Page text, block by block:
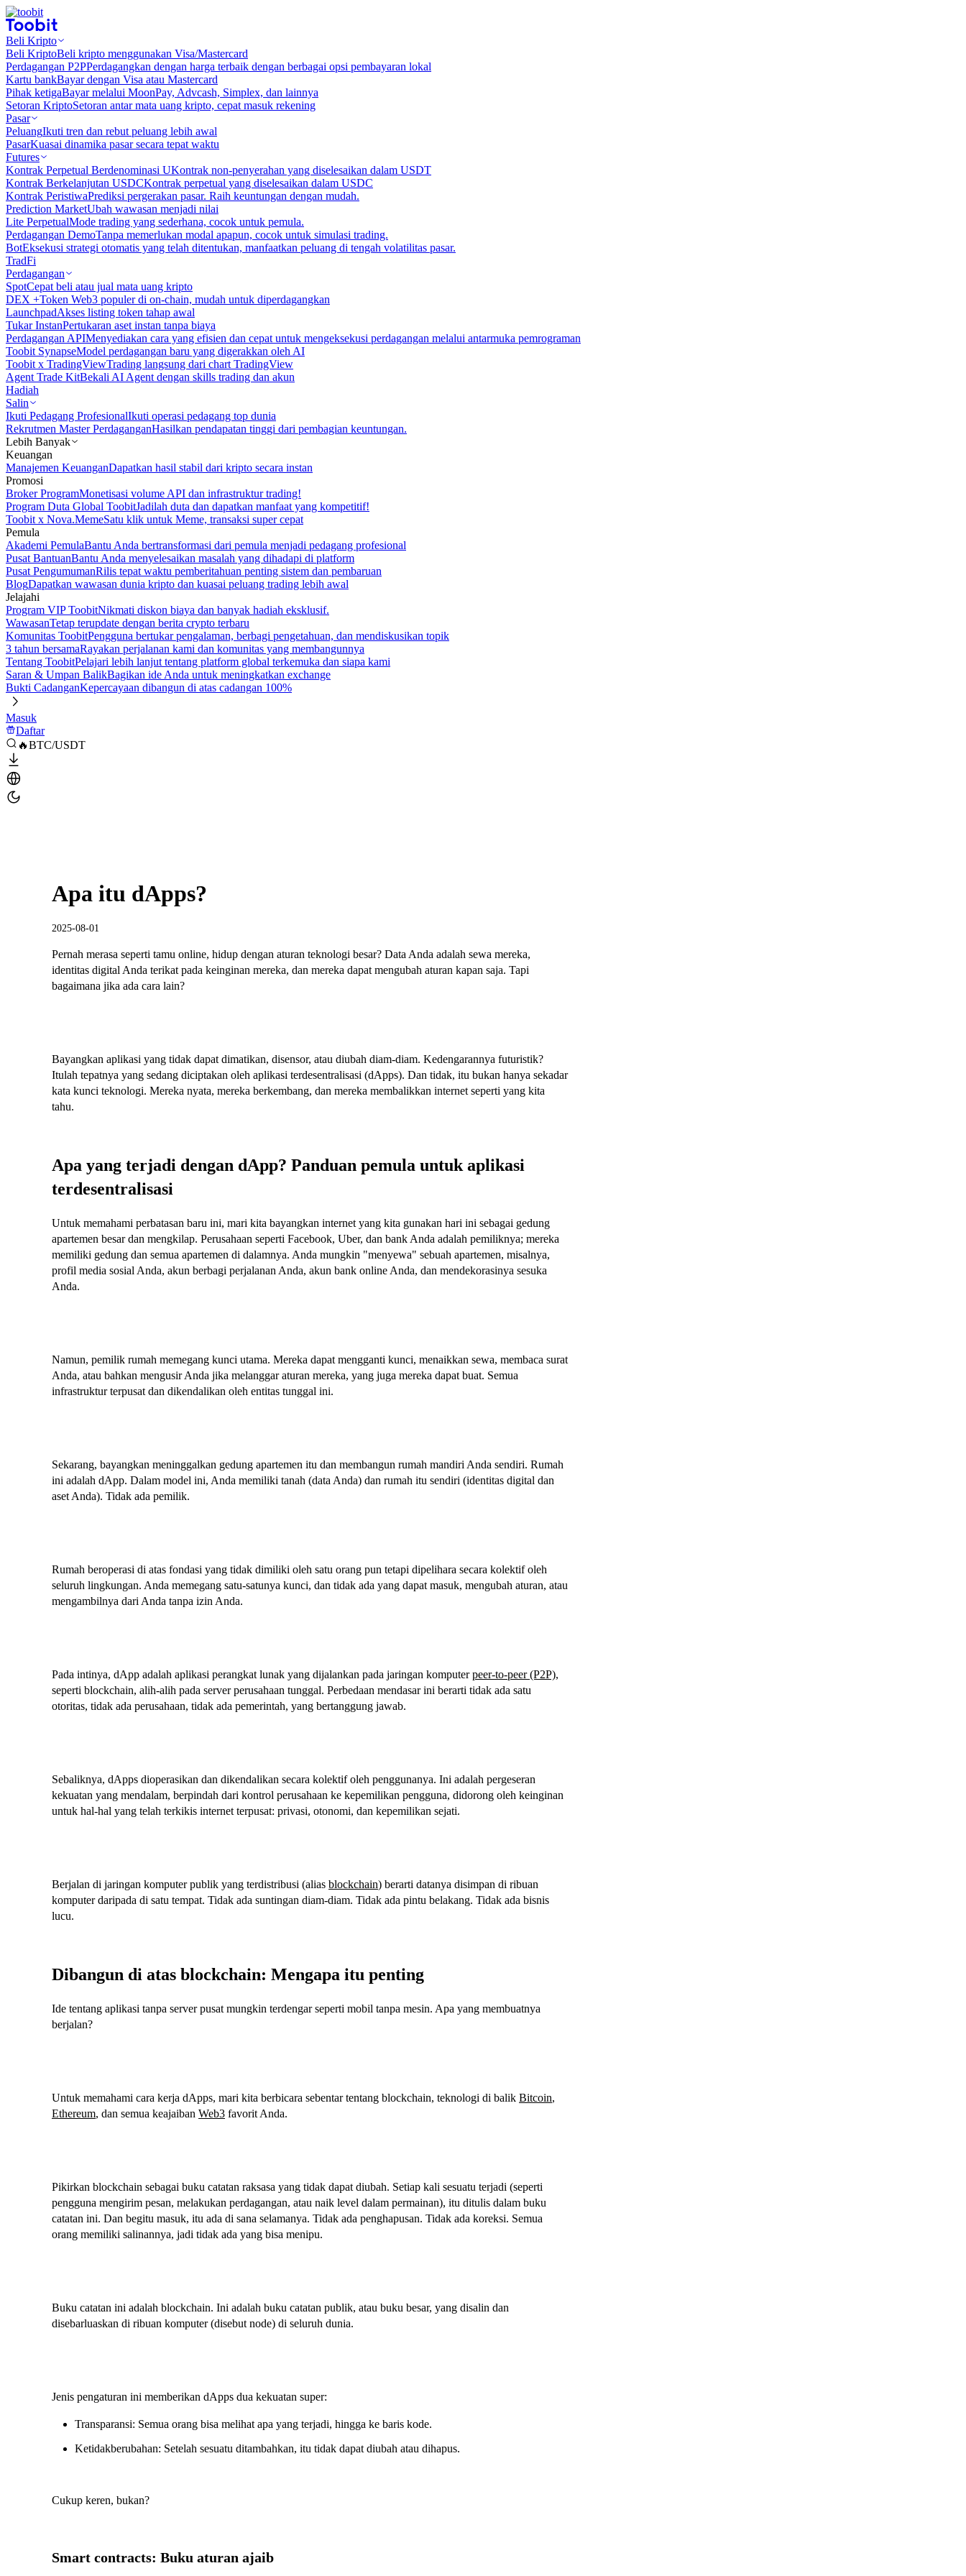
Beli Kripto
Beli KriptoBeli kripto menggunakan Visa/Mastercard
Perdagangan P2PPerdagangkan dengan harga terbaik dengan berbagai opsi pembayaran lokal
Kartu bankBayar dengan Visa atau Mastercard
Pihak ketigaBayar melalui MoonPay, Advcash, Simplex, dan lainnya
Setoran KriptoSetoran antar mata uang kripto, cepat masuk rekening
Pasar
PeluangIkuti tren dan rebut peluang lebih awal
PasarKuasai dinamika pasar secara tepat waktu
Futures
Kontrak Perpetual Berdenominasi UKontrak non-penyerahan yang diselesaikan dalam USDT
Kontrak Berkelanjutan USDCKontrak perpetual yang diselesaikan dalam USDC
Kontrak PeristiwaPrediksi pergerakan pasar. Raih keuntungan dengan mudah.
Prediction MarketUbah wawasan menjadi nilai
Lite PerpetualMode trading yang sederhana, cocok untuk pemula.
Perdagangan DemoTanpa memerlukan modal apapun, cocok untuk simulasi trading.
BotEksekusi strategi otomatis yang telah ditentukan, manfaatkan peluang di tengah volatilitas pasar.
TradFi
Perdagangan
SpotCepat beli atau jual mata uang kripto
DEX +Token Web3 populer di on-chain, mudah untuk diperdagangkan
LaunchpadAkses listing token tahap awal
Tukar InstanPertukaran aset instan tanpa biaya
Perdagangan APIMenyediakan cara yang efisien dan cepat untuk mengeksekusi perdagangan melalui antarmuka pemrograman
Toobit SynapseModel perdagangan baru yang digerakkan oleh AI
Toobit x TradingViewTrading langsung dari chart TradingView
Agent Trade KitBekali AI Agent dengan skills trading dan akun
Hadiah
Salin
Ikuti Pedagang ProfesionalIkuti operasi pedagang top dunia
Rekrutmen Master PerdaganganHasilkan pendapatan tinggi dari pembagian keuntungan.
Lebih Banyak
Keuangan
Manajemen KeuanganDapatkan hasil stabil dari kripto secara instan
Promosi
Broker ProgramMonetisasi volume API dan infrastruktur trading!
Program Duta Global ToobitJadilah duta dan dapatkan manfaat yang kompetitif!
Toobit x Nova.MemeSatu klik untuk Meme, transaksi super cepat
Pemula
Akademi PemulaBantu Anda bertransformasi dari pemula menjadi pedagang profesional
Pusat BantuanBantu Anda menyelesaikan masalah yang dihadapi di platform
Pusat PengumumanRilis tepat waktu pemberitahuan penting sistem dan pembaruan
BlogDapatkan wawasan dunia kripto dan kuasai peluang trading lebih awal
Jelajahi
Program VIP ToobitNikmati diskon biaya dan banyak hadiah eksklusif.
WawasanTetap terupdate dengan berita crypto terbaru
Komunitas ToobitPengguna bertukar pengalaman, berbagi pengetahuan, dan mendiskusikan topik
3 tahun bersamaRayakan perjalanan kami dan komunitas yang membangunnya
Tentang ToobitPelajari lebih lanjut tentang platform global terkemuka dan siapa kami
Saran & Umpan BalikBagikan ide Anda untuk meningkatkan exchange
Bukti CadanganKepercayaan dibangun di atas cadangan 100%
Masuk
Daftar
🔥BTC/USDT
Apa itu dApps?
2025-08-01
Pernah merasa seperti tamu online, hidup dengan aturan teknologi besar? Data Anda adalah sewa mereka,
identitas digital Anda terikat pada keinginan mereka, dan mereka dapat mengubah aturan kapan saja. Tapi
bagaimana jika ada cara lain?
Bayangkan aplikasi yang tidak dapat dimatikan, disensor, atau diubah diam-diam. Kedengarannya futuristik?
Itulah tepatnya yang sedang diciptakan oleh aplikasi terdesentralisasi (dApps). Dan tidak, itu bukan hanya sekadar
kata kunci teknologi. Mereka nyata, mereka berkembang, dan mereka membalikkan internet seperti yang kita
tahu.
Apa yang terjadi dengan dApp? Panduan pemula untuk aplikasi
terdesentralisasi
Untuk memahami perbatasan baru ini, mari kita bayangkan internet yang kita gunakan hari ini sebagai gedung
apartemen besar dan mengkilap. Perusahaan seperti Facebook, Uber, dan bank Anda adalah pemiliknya; mereka
memiliki gedung dan semua apartemen di dalamnya. Anda mungkin "menyewa" sebuah apartemen, misalnya,
profil media sosial Anda, akun berbagi perjalanan Anda, akun bank online Anda, dan mendekorasinya sesuka
Anda.
Namun, pemilik rumah memegang kunci utama. Mereka dapat mengganti kunci, menaikkan sewa, membaca surat
Anda, atau bahkan mengusir Anda jika melanggar aturan mereka, yang juga mereka dapat buat. Semua
infrastruktur terpusat dan dikendalikan oleh entitas tunggal ini.
Sekarang, bayangkan meninggalkan gedung apartemen itu dan membangun rumah mandiri Anda sendiri. Rumah
ini adalah dApp. Dalam model ini, Anda memiliki tanah (data Anda) dan rumah itu sendiri (identitas digital dan
aset Anda). Tidak ada pemilik.
Rumah beroperasi di atas fondasi yang tidak dimiliki oleh satu orang pun tetapi dipelihara secara kolektif oleh
seluruh lingkungan. Anda memegang satu-satunya kunci, dan tidak ada yang dapat masuk, mengubah aturan, atau
mengambilnya dari Anda tanpa izin Anda.
Pada intinya, dApp adalah aplikasi perangkat lunak yang dijalankan pada jaringan komputerpeer-to-peer (P2P),
seperti blockchain, alih-alih pada server perusahaan tunggal. Perbedaan mendasar ini berarti tidak ada satu
otoritas, tidak ada perusahaan, tidak ada pemerintah, yang bertanggung jawab.
Sebaliknya, dApps dioperasikan dan dikendalikan secara kolektif oleh penggunanya. Ini adalah pergeseran
kekuatan yang mendalam, berpindah dari kontrol perusahaan ke kepemilikan pengguna, didorong oleh keinginan
untuk hal-hal yang telah terkikis internet terpusat: privasi, otonomi, dan kepemilikan sejati.
Berjalan di jaringan komputer publik yang terdistribusi (alias blockchain) berarti datanya disimpan di ribuan
komputer daripada di satu tempat. Tidak ada suntingan diam-diam. Tidak ada pintu belakang. Tidak ada bisnis
lucu.
Dibangun di atas blockchain: Mengapa itu penting
Ide tentang aplikasi tanpa server pusat mungkin terdengar seperti mobil tanpa mesin. Apa yang membuatnya
berjalan?
Untuk memahami cara kerja dApps, mari kita berbicara sebentar tentang blockchain, teknologi di balik Bitcoin,
Ethereum, dan semua keajaiban Web3 favorit Anda.
Pikirkan blockchain sebagai buku catatan raksasa yang tidak dapat diubah. Setiap kali sesuatu terjadi (seperti
pengguna mengirim pesan, melakukan perdagangan, atau naik level dalam permainan), itu ditulis dalam buku
catatan ini. Dan begitu masuk, itu ada di sana selamanya. Tidak ada penghapusan. Tidak ada koreksi. Semua
orang memiliki salinannya, jadi tidak ada yang bisa menipu.
Buku catatan ini adalah blockchain. Ini adalah buku catatan publik, atau buku besar, yang disalin dan
disebarluaskan di ribuan komputer (disebut node) di seluruh dunia.
Jenis pengaturan ini memberikan dApps dua kekuatan super:
Transparansi: Semua orang bisa melihat apa yang terjadi, hingga ke baris kode.
Ketidakberubahan: Setelah sesuatu ditambahkan, itu tidak dapat diubah atau dihapus.
Cukup keren, bukan?
Smart contracts: Buku aturan ajaib